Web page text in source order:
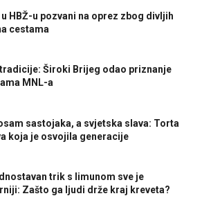
HBŽ-u pozvani na oprez zbog divljih
cestama
Široki Brijeg odao priznanje
MNL-a
sastojaka, a svjetska slava: Torta
koja je osvojila generacije
trik s limunom sve je
Zašto ga ljudi drže kraj kreveta?